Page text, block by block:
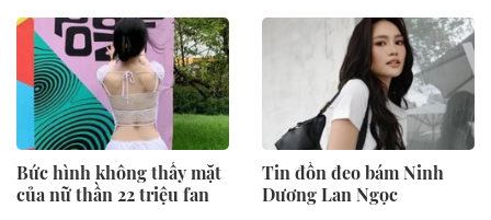
trùm
Bức hình không thấy mặt
của nữ thần 22 triệu fan
Tin đồn đeo bám Ninh
Dương Lan Ngọc